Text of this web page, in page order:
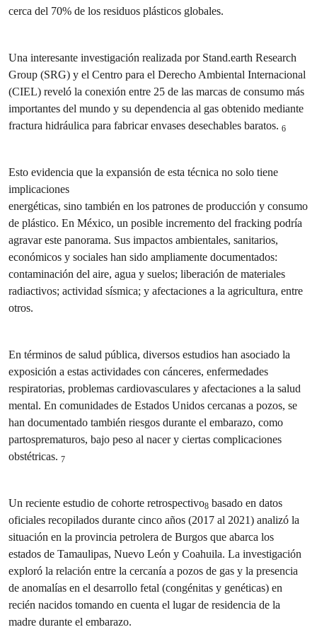
cerca del 70% de los residuos plásticos globales.
Una interesante investigación realizada por Stand.earth Research
Group (SRG) y el Centro para el Derecho Ambiental Internacional
(CIEL) reveló la conexión entre 25 de las marcas de consumo más
importantes del mundo y su dependencia al gas obtenido mediante
fractura hidráulica para fabricar envases desechables baratos. 6
Esto evidencia que la expansión de esta técnica no solo tiene
implicaciones
energéticas, sino también en los patrones de producción y consumo
de plástico. En México, un posible incremento del fracking podría
agravar este panorama. Sus impactos ambientales, sanitarios,
económicos y sociales han sido ampliamente documentados:
contaminación del aire, agua y suelos; liberación de materiales
radiactivos; actividad sísmica; y afectaciones a la agricultura, entre
otros.
En términos de salud pública, diversos estudios han asociado la
exposición a estas actividades con cánceres, enfermedades
respiratorias, problemas cardiovasculares y afectaciones a la salud
mental. En comunidades de Estados Unidos cercanas a pozos, se
han documentado también riesgos durante el embarazo, como
partosprematuros, bajo peso al nacer y ciertas complicaciones
obstétricas. 7
Un reciente estudio de cohorte retrospectivo8 basado en datos
oficiales recopilados durante cinco años (2017 al 2021) analizó la
situación en la provincia petrolera de Burgos que abarca los
estados de Tamaulipas, Nuevo León y Coahuila. La investigación
exploró la relación entre la cercanía a pozos de gas y la presencia
de anomalías en el desarrollo fetal (congénitas y genéticas) en
recién nacidos tomando en cuenta el lugar de residencia de la
madre durante el embarazo.